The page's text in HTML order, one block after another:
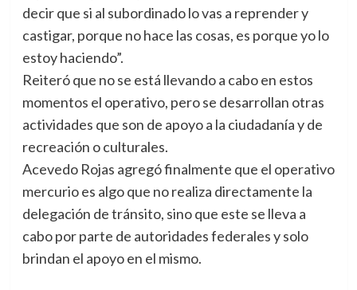
decir que si al subordinado lo vas a reprender y
castigar, porque no hace las cosas, es porque yo lo
estoy haciendo”.
Reiteró que no se está llevando a cabo en estos
momentos el operativo, pero se desarrollan otras
actividades que son de apoyo a la ciudadanía y de
recreación o culturales.
Acevedo Rojas agregó finalmente que el operativo
mercurio es algo que no realiza directamente la
delegación de tránsito, sino que este se lleva a
cabo por parte de autoridades federales y solo
brindan el apoyo en el mismo.